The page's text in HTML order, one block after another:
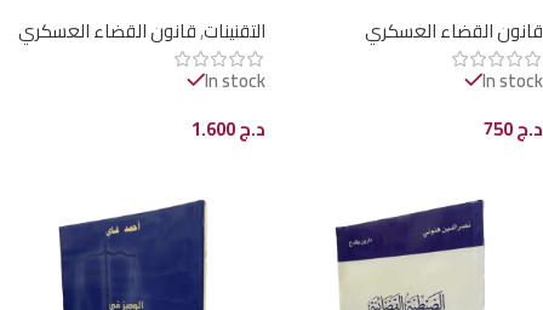
الجزائري
قانون القضاء العسكري
In stock
د.ج
التقنينات,قانون القضاء العسكري
In stock
د.ج